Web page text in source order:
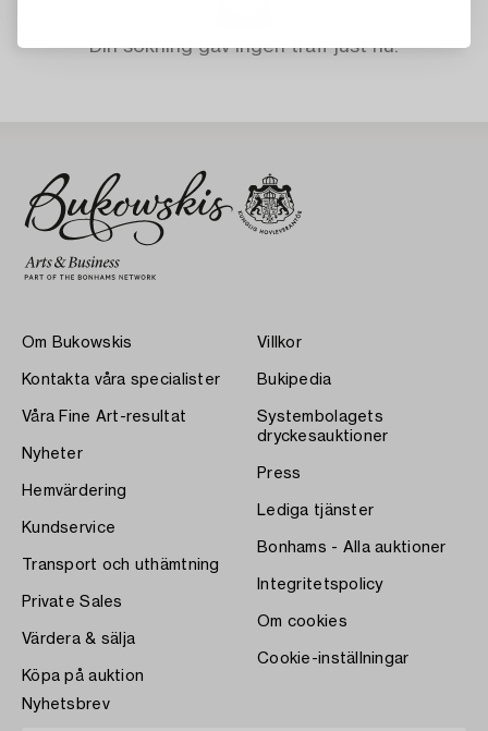
Din sökning gav ingen träff just nu.
Om Bukowskis
Kontakta våra specialister
Våra Fine Art-resultat
Nyheter
Hemvärdering
Kundservice
Transport och uthämtning
Private Sales
Värdera & sälja
Köpa på auktion
Villkor
Bukipedia
Systembolagets
dryckesauktioner
Press
Lediga tjänster
Bonhams - Alla auktioner
Integritetspolicy
Om cookies
Cookie-inställningar
Nyhetsbrev